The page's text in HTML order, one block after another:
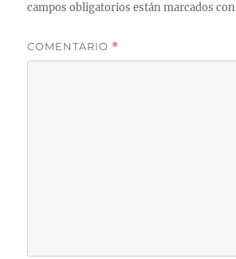
campos obligatorios están marcados con
COMENTARIO *